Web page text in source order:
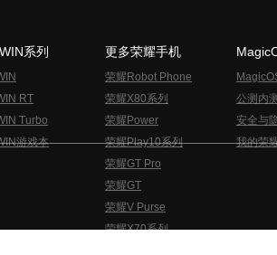
系列
RT
Turbo
游戏本
更多荣耀手机
荣耀Robot Phone
荣耀X80系列
荣耀Power
荣耀Play10系列
荣耀GT Pro
荣耀GT
荣耀V Purse
荣耀X70系列
公测内测
安全与
我的荣